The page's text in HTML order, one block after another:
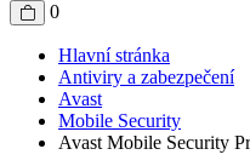
0
Hlavní stránka
Antiviry a zabezpečení
Avast
Mobile Security
Avast Mobile Security